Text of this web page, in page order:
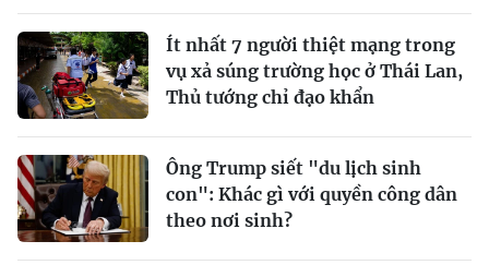
Ít nhất 7 người thiệt mạng trong
vụ xả súng trường học ở Thái Lan,
Thủ tướng chỉ đạo khẩn
Ông Trump siết "du lịch sinh
con": Khác gì với quyền công dân
theo nơi sinh?